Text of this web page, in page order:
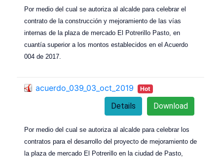
Por medio del cual se autoriza al alcalde para celebrar el
contrato de la construcción y mejoramiento de las vías
internas de la plaza de mercado El Potrerillo Pasto, en
cuantía superior a los montos establecidos en el Acuerdo
004 de 2017.
acuerdo_039_03_oct_2019 Hot
Download
Details
Por medio del cual se autoriza al alcalde para celebrar los
contratos para el desarrollo del proyecto de mejoramiento de
la plaza de mercado El Potrerillo en la ciudad de Pasto,